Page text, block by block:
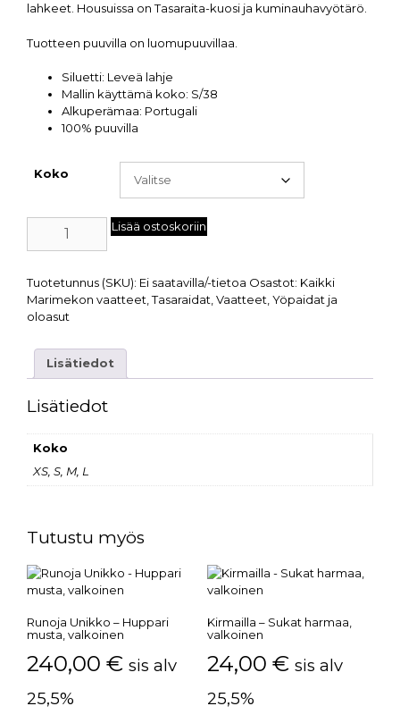
lahkeet. Housuissa on Tasaraita-kuosi ja kuminauhavyötärö.
Tuotteen puuvilla on luomupuuvillaa.
Siluetti: Leveä lahje
Mallin käyttämä koko: S/38
Alkuperämaa: Portugali
100% puuvilla
Koko
Lisää ostoskoriin
Tuotetunnus (SKU): Ei saatavilla/-tietoa Osastot: Kaikki
Marimekon vaatteet ,Tasaraidat Vaatteet Yöpaidat ja
oloasut
Lisätiedot
Lisätiedot
Koko
XS, S, M, L
Tutustu myös
Runoja Unikko – Huppari
musta, valkoinen
240,00 € sis alv
25,5%
Kirmailla – Sukat harmaa,
valkoinen
24,00 € sis alv
25,5%